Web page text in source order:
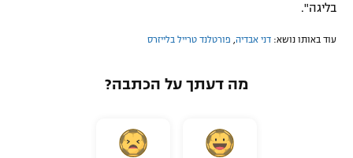
בליגה".
עוד באותו נושא: דני אבדיה, פורטלנד טרייל בלייזרס
מה דעתך על הכתבה?